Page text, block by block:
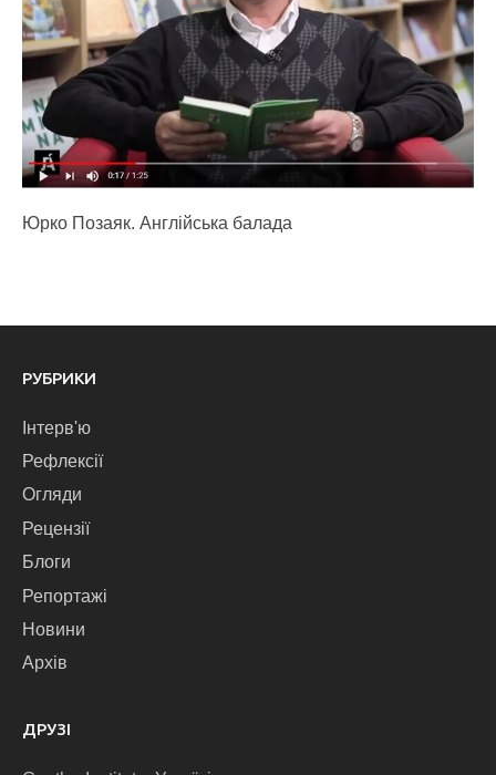
Юрко Позаяк. Англійська балада
РУБРИКИ
Інтерв'ю
Рефлексії
Огляди
Рецензії
Блоги
Репортажі
Новини
Архів
ДРУЗІ